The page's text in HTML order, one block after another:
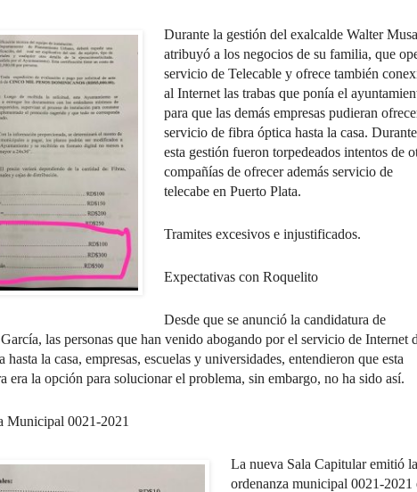
Durante la gestión del exalcalde Walter
atribuyó a los negocios de su familia, que
servicio de Telecable y ofrece también
al Internet las trabas que ponía el
para que las demás empresas pudieran
servicio de fibra óptica hasta la casa. Durante
esta gestión fueron torpedeados intentos de
compañías de ofrecer además servicio de
telecabe en Puerto Plata.
Tramites excesivos e injustificados.
Expectativas con Roquelito
Desde que se anunció la candidatura de
las personas que han venido abogando por el servicio de Internet
hasta la casa, empresas, escuelas y universidades, entendieron que esta
era la opción para solucionar el problema, sin embargo, no ha sido así.
Municipal 0021-2021
La nueva Sala Capitular emitió la
ordenanza municipal 0021-2021